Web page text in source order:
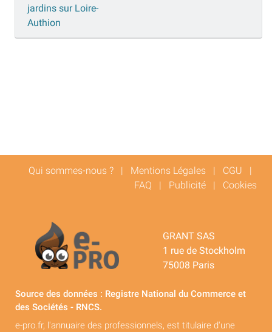
jardins sur Loire-
Authion
Qui sommes-nous ? | Mentions Légales | CGU |
FAQ | Publicité | Cookies
GRANT SAS
1 rue de Stockholm
75008 Paris
Source des données : Registre National du Commerce et
des Sociétés - RNCS.
e-pro.fr, l'annuaire des professionnels, est titulaire d'une